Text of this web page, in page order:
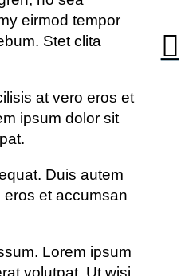
eirmod tempor
Stet clita
at vero eros et
ipsum dolor sit
Duis autem
eros et accumsan
Lorem ipsum
volutpat. Ut wisi